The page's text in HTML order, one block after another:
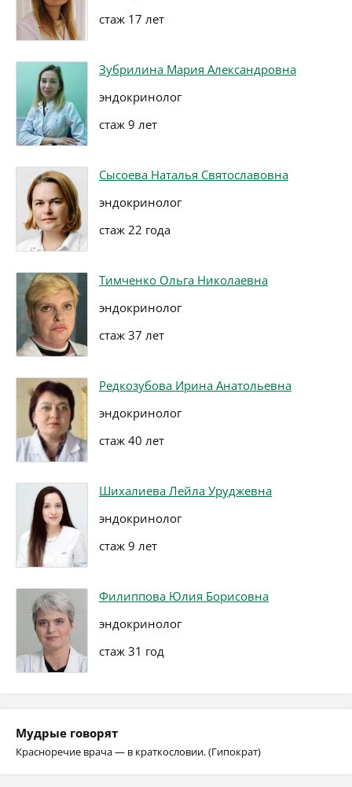
стаж 17 лет
Зубрилина Мария Александровна
эндокринолог
стаж 9 лет
Сысоева Наталья Святославовна
эндокринолог
стаж 22 года
Тимченко Ольга Николаевна
эндокринолог
стаж 37 лет
Редкозубова Ирина Анатольевна
эндокринолог
стаж 40 лет
Шихалиева Лейла Уруджевна
эндокринолог
стаж 9 лет
Филиппова Юлия Борисовна
эндокринолог
стаж 31 год
Мудрые говорят
Красноречие врача — в краткословии. (Гипократ)